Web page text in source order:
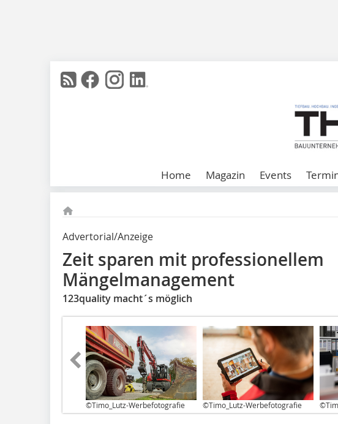
Home Magazin Events
Advertorial/Anzeige
Zeit sparen mit professionellem
Mängelmanagement
123quality macht´s möglich
©Timo_Lutz-Werbefotografie ©Timo_Lutz-Werbefotografie